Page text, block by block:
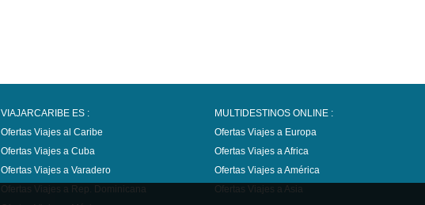
VIAJARCARIBE ES :
Ofertas Viajes al Caribe
Ofertas Viajes a Cuba
Ofertas Viajes a Varadero
Ofertas Viajes a Rep. Dominicana
MULTIDESTINOS ONLINE :
Ofertas Viajes a Europa
Ofertas Viajes a Africa
Ofertas Viajes a América
Ofertas Viajes a Asia